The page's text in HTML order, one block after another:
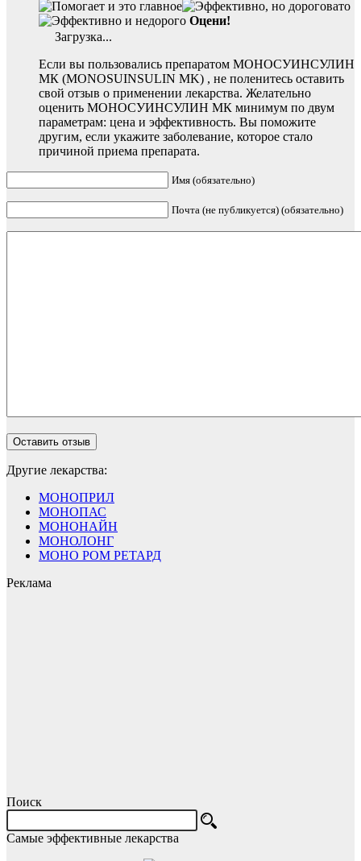
Оцени!
Загрузка...
Если вы пользовались препаратом МОНОСУИНСУЛИН
МК (MONOSUINSULIN MK) , не поленитесь оставить
свой отзыв о применении лекарства. Желательно
оценить МОНОСУИНСУЛИН МК минимум по двум
параметрам: цена и эффективность. Вы поможите
другим, если укажите заболевание, которое стало
причиной приема препарата.
Имя (обязательно)
Почта (не публикуется) (обязательно)
Другие лекарства:
МОНОПРИЛ
МОНОПАС
МОНОНАЙН
МОНОЛОНГ
МОНО РОМ РЕТАРД
Реклама
Поиск
Самые эффективные лекарства